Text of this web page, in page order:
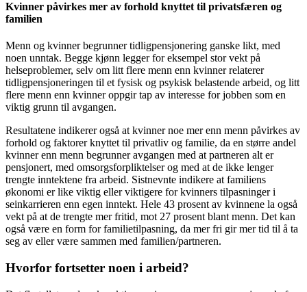
Kvinner påvirkes mer av forhold knyttet til privatsfæren og
familien
Menn og kvinner begrunner tidligpensjonering ganske likt, med
noen unntak. Begge kjønn legger for eksempel stor vekt på
helseproblemer, selv om litt flere menn enn kvinner relaterer
tidligpensjoneringen til et fysisk og psykisk belastende arbeid, og litt
flere menn enn kvinner oppgir tap av interesse for jobben som en
viktig grunn til avgangen.
Resultatene indikerer også at kvinner noe mer enn menn påvirkes av
forhold og faktorer knyttet til privatliv og familie, da en større andel
kvinner enn menn begrunner avgangen med at partneren alt er
pensjonert, med omsorgsforpliktelser og med at de ikke lenger
trengte inntektene fra arbeid. Sistnevnte indikere at familiens
økonomi er like viktig eller viktigere for kvinners tilpasninger i
seinkarrieren enn egen inntekt. Hele 43 prosent av kvinnene la også
vekt på at de trengte mer fritid, mot 27 prosent blant menn. Det kan
også være en form for familietilpasning, da mer fri gir mer tid til å ta
seg av eller være sammen med familien/partneren.
Hvorfor fortsetter noen i arbeid?